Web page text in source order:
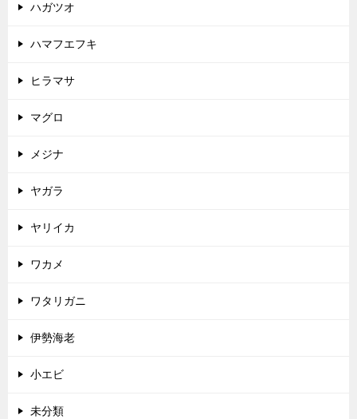
ハガツオ
ハマフエフキ
ヒラマサ
マグロ
メジナ
ヤガラ
ヤリイカ
ワカメ
ワタリガニ
伊勢海老
小エビ
未分類